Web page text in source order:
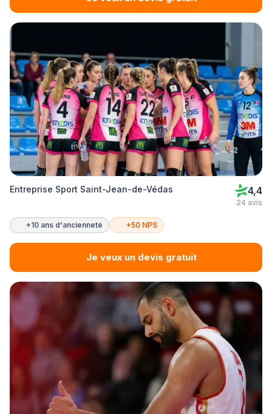
Entreprise Sport Saint-Jean-de-Védas 4,4
24 avis
+10 ans d'ancienneté +50 NPS
Je veux un devis gratuit